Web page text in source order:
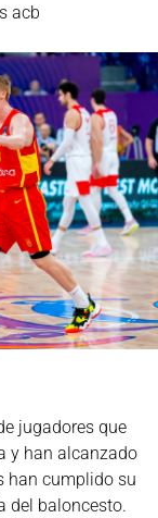
acb
jugadores que
y han alcanzado
han cumplido su
del baloncesto.